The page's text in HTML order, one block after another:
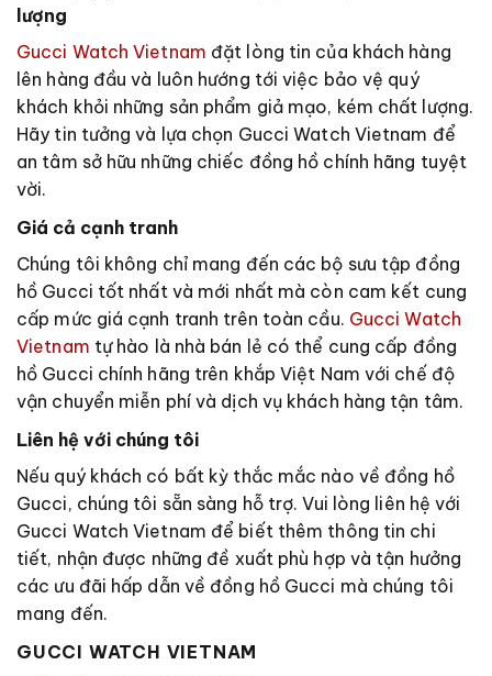
lượng
Gucci Watch Vietnam đặt lòng tin của khách hàng
lên hàng đầu và luôn hướng tới việc bảo vệ quý
khách khỏi những sản phẩm giả mạo, kém chất lượng.
Hãy tin tưởng và lựa chọn Gucci Watch Vietnam để
an tâm sở hữu những chiếc đồng hồ chính hãng tuyệt
vời.
Giá cả cạnh tranh
Chúng tôi không chỉ mang đến các bộ sưu tập đồng
hồ Gucci tốt nhất và mới nhất mà còn cam kết cung
cấp mức giá cạnh tranh trên toàn cầu. Gucci Watch
Vietnam tự hào là nhà bán lẻ có thể cung cấp đồng
hồ Gucci chính hãng trên khắp Việt Nam với chế độ
vận chuyển miễn phí và dịch vụ khách hàng tận tâm.
Liên hệ với chúng tôi
Nếu quý khách có bất kỳ thắc mắc nào về đồng hồ
Gucci, chúng tôi sẵn sàng hỗ trợ. Vui lòng liên hệ với
Gucci Watch Vietnam để biết thêm thông tin chi
tiết, nhận được những đề xuất phù hợp và tận hưởng
các ưu đãi hấp dẫn về đồng hồ Gucci mà chúng tôi
mang đến.
GUCCI WATCH VIETNAM